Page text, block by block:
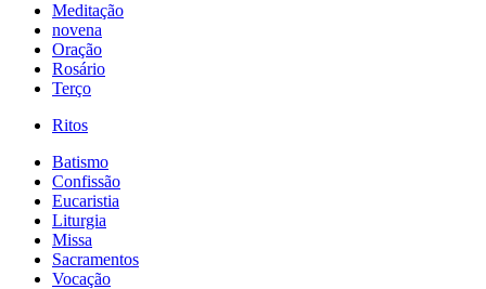
Meditação
novena
Oração
Rosário
Terço
Ritos
Batismo
Confissão
Eucaristia
Liturgia
Missa
Sacramentos
Vocação